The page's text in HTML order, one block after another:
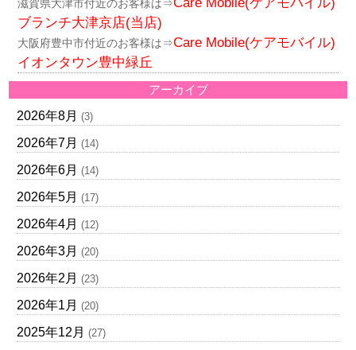
滋賀県大津市付近のお客様は⇒
ブランチ大津京店(当店)
大阪府豊中市付近のお客様は⇒Care Mobile(ケアモバイル)
イオンタウン豊中緑丘
アーカイブ
2026年8月 (3)
2026年7月 (14)
2026年6月 (14)
2026年5月 (17)
2026年4月 (12)
2026年3月 (20)
2026年2月 (23)
2026年1月 (20)
2025年12月 (27)